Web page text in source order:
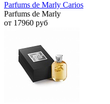
Parfums de Marly Carios
Parfums de Marly
от 17960 руб